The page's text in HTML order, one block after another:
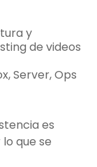
y
de videos
Server, Ops
es
que se